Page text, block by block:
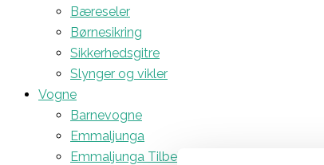
Bæreseler
Børnesikring
Sikkerhedsgitre
Slynger og vikler
Vogne
Barnevogne
Emmaljunga
Emmaljunga Tilbehør